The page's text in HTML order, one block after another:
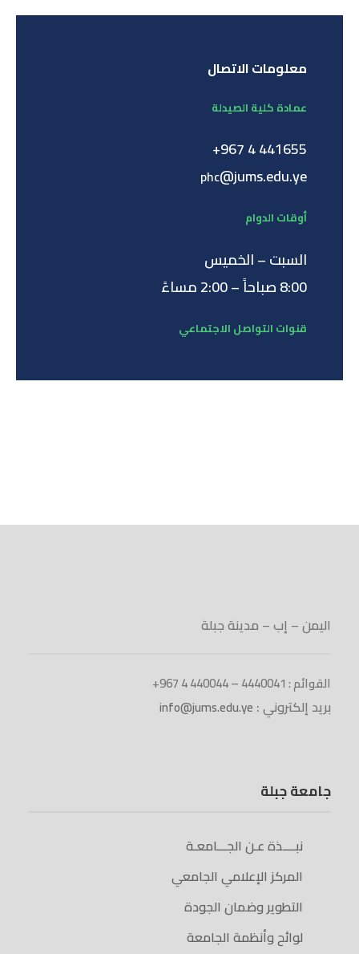
معلومات الاتصال
عمادة كلية الصيدلة
441655 4 967+
phc@jums.edu.ye
أوقات الدوام
السبت – الخميس
8:00 صباحاً – 2:00 مساءً
قنوات التواصل الاجتماعي
اليمن – إب – مدينة جبلة
القوائم : 4440041 – 440044 4 967+
بريد إلكتروني : info@jums.edu.ye
جامعة جبلة
نبــــذة عـن الجـــامعـة
المركز الإعلامي الجامعي
التطوير وضمان الجودة
لوائح وأنظمة الجامعة